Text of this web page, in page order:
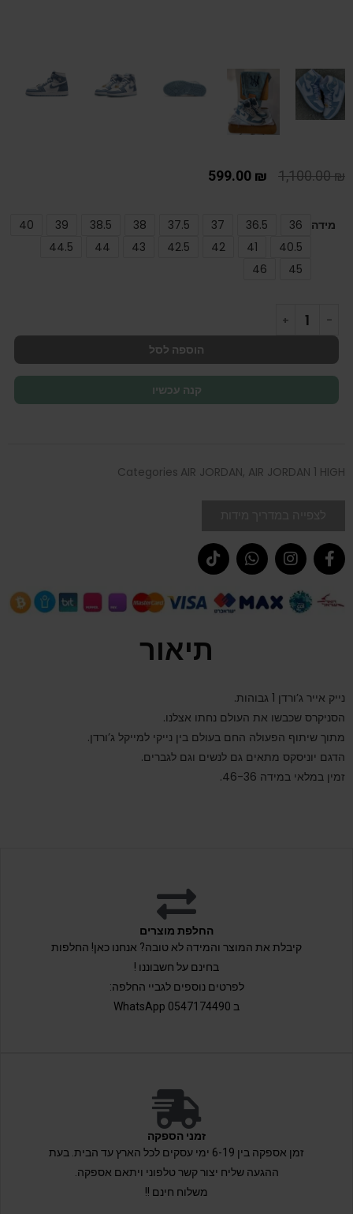
1,100.00₪
599.00 ₪
מידה 36
36.5
37
37.5
38
38.5
39
40
40.5
41
42
42.5
43
44
44.5
45
46
הוספה לסל
קנה עכשיו
Categories AIR JORDAN, AIR JORDAN 1 HIGH
תיאור
נייק אייר ג’ורדן 1 גבוהות.
הסניקרס שכבשו את העולם נחתו אצלנו.
מתוך שיתוף הפעולה החם בעולם בין נייקי למייקל ג’ורדן.
הדגם יוניסקס מתאים גם לנשים וגם לגברים.
זמין במלאי במידה 46-36.
החלפת מוצרים
קיבלת את המוצר והמידה לא טובה? אנחנו כאן! החלפות
בחינם על חשבוננו !
לפרטים נוספים לגביי החלפה:
ב 0547174490 WhatsApp
זמני הספקה
זמן אספקה בין 6-19 ימי עסקים לכל הארץ עד הבית. בעת
ההגעה שליח יצור קשר טלפוני ויתאם אספקה.
משלוח חינם !!